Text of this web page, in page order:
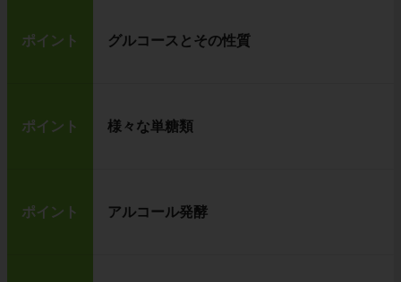
ポイント グルコースとその性質
ポイント 様々な単糖類
ポイント アルコール発酵